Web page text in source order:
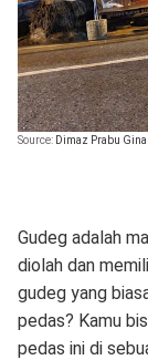
Source: Dimaz Prabu
Gudeg adalah
diolah dan
gudeg yang
pedas? Kamu
pedas ini di